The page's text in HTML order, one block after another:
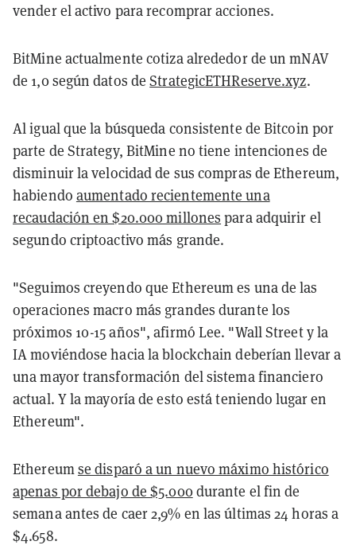
vender el activo para recomprar acciones.
BitMine actualmente cotiza alrededor de un mNAV
de 1,0 según datos deStrategicETHReserve.xyz.
Al igual que la búsqueda consistente de Bitcoin por
parte de Strategy, BitMine no tiene intenciones de
disminuir la velocidad de sus compras de Ethereum,
habiendo aumentado recientemente una
recaudación en $20.000 millones para adquirir el
segundo criptoactivo más grande.
"Seguimos creyendo que Ethereum es una de las
operaciones macro más grandes durante los
próximos 10-15 años", afirmó Lee. "Wall Street y la
IA moviéndose hacia la blockchain deberían llevar a
una mayor transformación del sistema financiero
actual. Y la mayoría de esto está teniendo lugar en
Ethereum".
Ethereumse disparó a un nuevo máximo histórico
apenas por debajo de $5.000durante el fin de
semana antes de caer 2,9% en las últimas 24 horas a
$4.658.